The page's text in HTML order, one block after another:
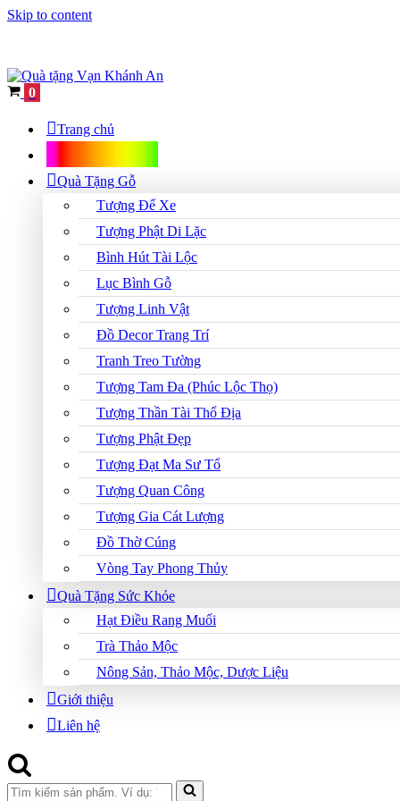
Skip to content
Cart
0
Trang chủ
Quà Tặng Gỗ
Tượng Để Xe
Tượng Phật Di Lặc
Bình Hút Tài Lộc
Lục Bình Gỗ
Tượng Linh Vật
Đồ Decor Trang Trí
Tranh Treo Tường
Tượng Tam Đa (Phúc Lộc Thọ)
Tượng Thần Tài Thổ Địa
Tượng Phật Đẹp
Tượng Đạt Ma Sư Tổ
Tượng Quan Công
Tượng Gia Cát Lượng
Đồ Thờ Cúng
Vòng Tay Phong Thủy
Quà Tặng Sức Khỏe
Hạt Điều Rang Muối
Trà Thảo Mộc
Nông Sản, Thảo Mộc, Dược Liệu
Giới thiệu
Liên hệ
Search